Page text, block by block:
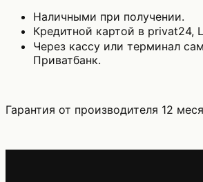
Наличными при получении.
Кредитной картой в privat24,
Через кассу или терминал
Приватбанк.
Гарантия от производителя 12